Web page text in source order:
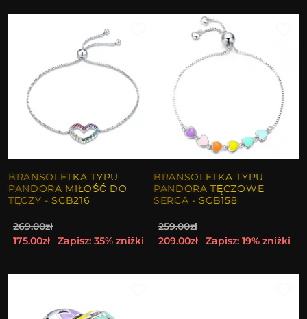
BRANSOLETKA TYPU
PANDORA MIŁOŚĆ DO
TĘCZY - SCB216
269.00zł
175.00zł
Zapisz: 35% zniżki
BRANSOLETKA TYPU
PANDORA TĘCZOWE
SERCA - SCB158
259.00zł
209.00zł
Zapisz: 19% zniżki